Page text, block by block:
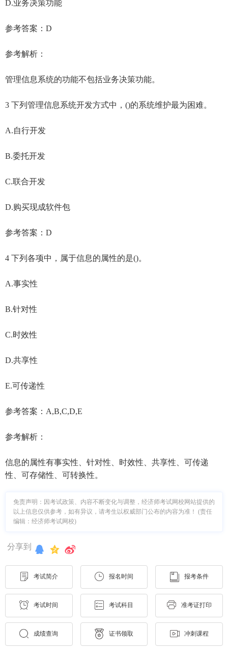
D.业务决策功能
参考答案：D
参考解析：
管理信息系统的功能不包括业务决策功能。
3 下列管理信息系统开发方式中，()的系统维护最为困难。
A.自行开发
B.委托开发
C.联合开发
D.购买现成软件包
参考答案：D
4 下列各项中，属于信息的属性的是()。
A.事实性
B.针对性
C.时效性
D.共享性
E.可传递性
参考答案：A,B,C,D,E
参考解析：
信息的属性有事实性、针对性、时效性、共享性、可传递
性、可存储性、可转换性。
免责声明：因考试政策、内容不断变化与调整，经济师考试网校网站提供的
以上信息仅供参考，如有异议，请考生以权威部门公布的内容为准！ (责任
编辑：经济师考试网校)
分享到
考试简介 报名时间 报考条件
考试时间 考试科目 准考证打印
成绩查询 证书领取 冲刺课程